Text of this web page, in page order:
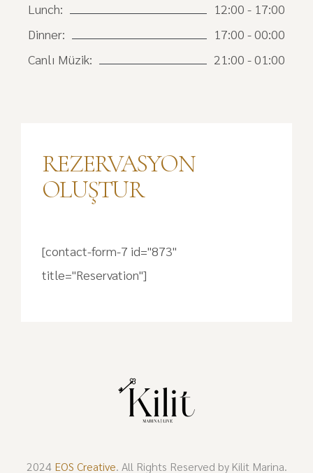
Lunch:
12:00 - 17:00
Dinner:
17:00 - 00:00
Canlı Müzik:
21:00 - 01:00
REZERVASYON
OLUŞTUR
[contact-form-7 id="873"
title="Reservation"]
2024 EOS Creative. All Rights Reserved by Kilit Marina.